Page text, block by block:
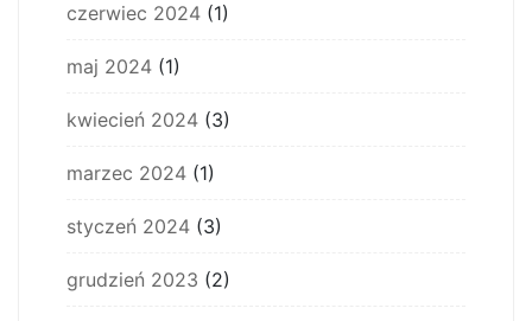
czerwiec 2024 (1)
maj 2024 (1)
kwiecień 2024 (3)
marzec 2024 (1)
styczeń 2024 (3)
grudzień 2023 (2)